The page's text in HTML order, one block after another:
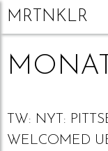
MRTNKLR
TW: NYT:
WELCOMED